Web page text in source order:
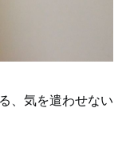
、気を遣わせない